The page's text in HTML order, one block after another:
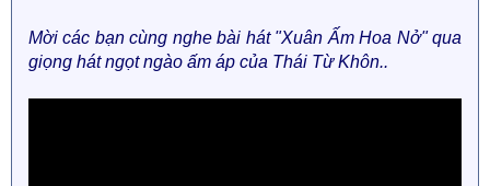
Mời các bạn cùng nghe bài hát "Xuân Ấm Hoa Nở" qua
giọng hát ngọt ngào ấm áp của Thái Từ Khôn..